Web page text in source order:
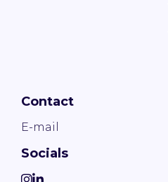
Contact
E-mail
Socials